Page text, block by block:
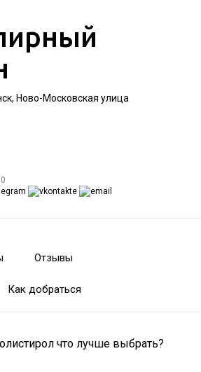
Ново-Московская улица
Отзывы
Как добраться
что лучше выбрать?